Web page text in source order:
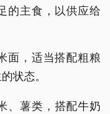
的主食，以供应给
面，适当搭配粗粮
状态。
、薯类，搭配牛奶